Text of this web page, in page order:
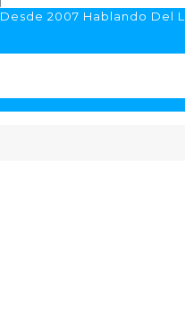
Desde 2007 Hablando Del